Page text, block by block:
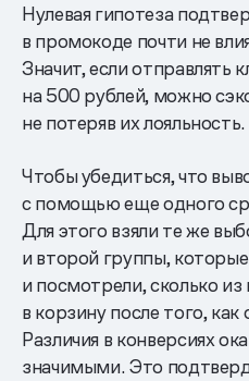
Нулевая гипотеза
в промокоде почти не
Значит, если отправлять
на 500 рублей, можно
не потеряв их лояльность.
Чтобы убедиться, что
с помощью еще одного
Для этого взяли те же
и второй группы,
и посмотрели, сколько
в корзину после того,
Различия в конверсиях
значимыми. Это